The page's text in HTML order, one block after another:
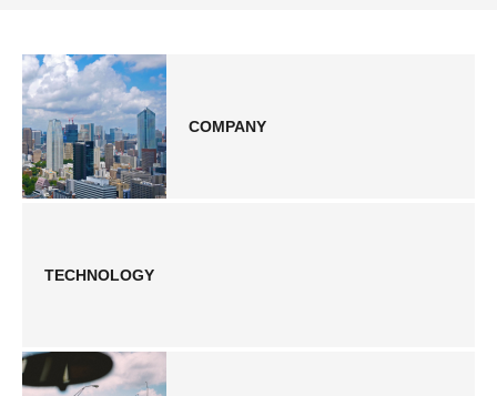
COMPANY
TECHNOLOGY